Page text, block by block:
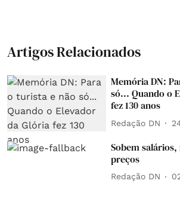
Artigos Relacionados
Memória DN:
só... Quando o
fez 130 anos
Redação DN
Sobem
preços
Redação DN